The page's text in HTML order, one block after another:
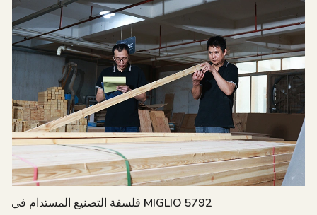
فلسفة التصنيع المستدام في MIGLIO 5792